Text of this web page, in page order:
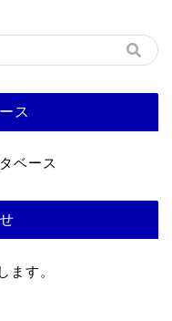
ス
ベース
ます。